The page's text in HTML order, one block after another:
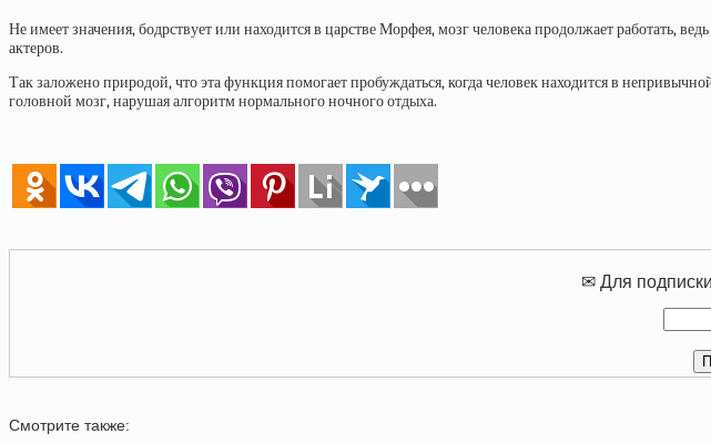
Не имеет значения, бодрствует или находится в царстве Морфея, мозг человека продолжает работать,
актеров.
Так заложено природой, что эта функция помогает пробуждаться, когда человек находится в
головной мозг, нарушая алгоритм нормального ночного отдыха.
✉ Для
Смотрите также: